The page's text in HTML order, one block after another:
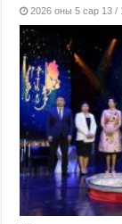
2026 оны 5 сар 13 /